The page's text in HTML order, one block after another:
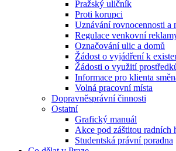
Pražský uličník
Proti korupci
Uznávání rovnocennosti a
Regulace venkovní
Označování ulic a domů
Žádost o vyjádření k
Žádosti o využití
Informace pro klienta
Volná pracovní místa
Dopravněsprávní činnosti
Ostatní
Grafický manuál
Akce pod záštitou radních
Studentská právní poradna